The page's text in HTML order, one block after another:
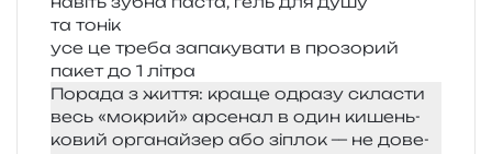
та тонік
усе це треба запа­ку­ва­ти в про­зо­рий
пакет до 1 літра
Порада з життя: краще одра­зу скла­сти
весь «мок­рий» арсе­нал в один кишень­
ко­вий орга­най­зер або зіплок — не дове­